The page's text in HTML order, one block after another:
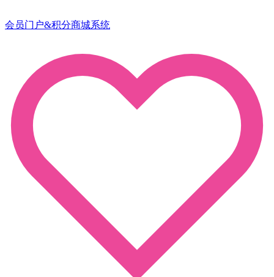
会员门户&积分商城系统